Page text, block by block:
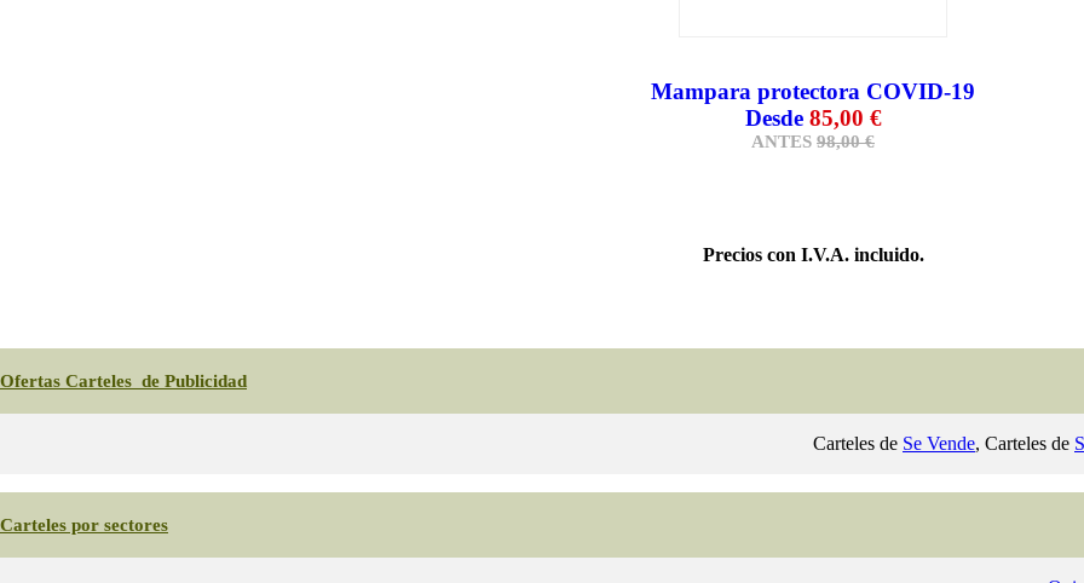
Mampara protectora COVID-19
Desde 85,00 €
ANTES 98,00€
Precios con I.V.A. incluido.
Ofertas Carteles de Publicidad
Carteles de Se Vende, Carteles de
Carteles por sectores